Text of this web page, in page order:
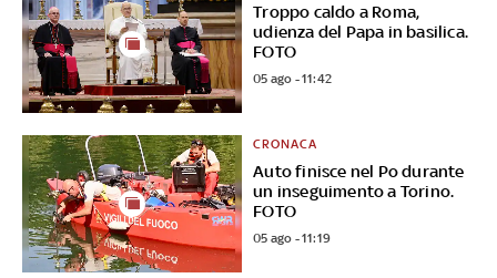
Troppo caldo a Roma,
udienza del Papa in basilica.
FOTO
05 ago - 11:42
Auto finisce nel Po durante
un inseguimento a Torino.
FOTO
CRONACA
05 ago - 11:19